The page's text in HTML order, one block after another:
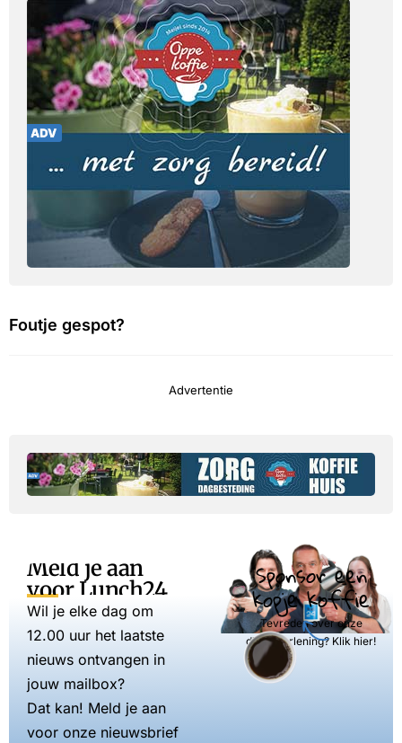
Foutje gespot?
Advertentie
Meld je aan
voor Lunch24
Wil je elke dag om
12.00 uur het laatste
nieuws ontvangen in
jouw mailbox?
Dat kan! Meld je aan
voor onze nieuwsbrief
Sponsor een
kopje koffie
Tevreden over onze
dienstverlening? Klik hier!